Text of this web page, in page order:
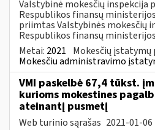
Valstybinė mokesčių inspekcija
Respublikos finansų
priimtas Valstybinės mokesčių
Respublikos finansų
Metai: 2021 Mokesčių įstatymų
Mokesčiu administravimo
VMI paskelbė 67,4 tūkst.
kurioms mokestines
ateinantį pusmetį
Web turinio sąrašas 2021-01-06